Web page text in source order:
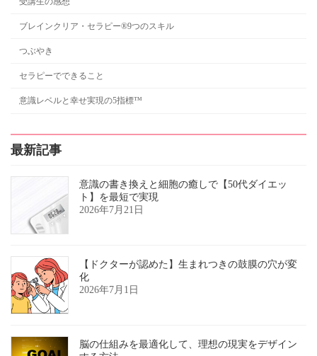
ブレインクリア・セラピー®9つのスキル
つぶやき
セラピーでできること
意識レベルと幸せ実現の5指標™
最新記事
意識の書き換えと細胞の癒しで【50代ダイエッ
ト】を最短で実現
2026年7月21日
【ドクターが認めた】生まれつきの鼓膜の穴が変
化
2026年7月1日
脳の仕組みを最適化して、理想の現実をデザイン